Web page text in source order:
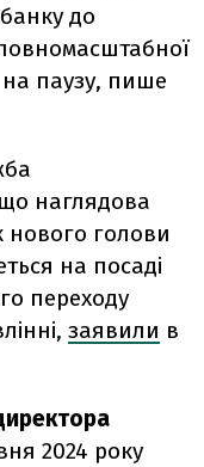
до
паузу, пише
наглядова
голови
на посаді
переходу
заявили в
2024 року